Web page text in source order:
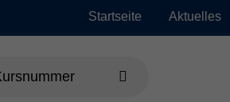
Startseite Aktuelles